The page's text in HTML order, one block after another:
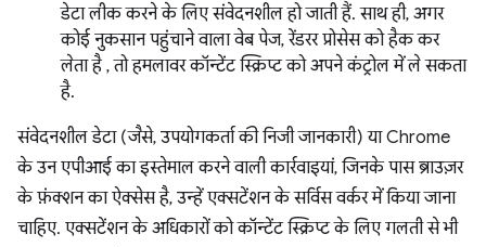
डेटा लीक करने के लिए संवेदनशील हो जाती हैं. साथ ही, अगर
कोई नुकसान पहुंचाने वाला वेब पेज, रेंडरर प्रोसेस को हैक कर
लेता है , तो हमलावर कॉन्टेंट स्क्रिप्ट को अपने कंट्रोल में ले सकता
है.
संवेदनशील डेटा (जैसे, उपयोगकर्ता की निजी जानकारी) या Chrome
के उन एपीआई का इस्तेमाल करने वाली कार्रवाइयां, जिनके पास ब्राउज़र
के फ़ंक्शन का ऐक्सेस है, उन्हें एक्सटेंशन के सर्विस वर्कर में किया जाना
चाहिए. एक्सटेंशन के अधिकारों को कॉन्टेंट स्क्रिप्ट के लिए गलती से भी